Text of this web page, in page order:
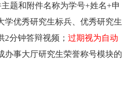
题和附件名称为学号+姓名+申
学优秀研究生标兵、优秀研究生
2分钟答辩视频； 过期视为自动
办事大厅研究生荣誉称号模块的